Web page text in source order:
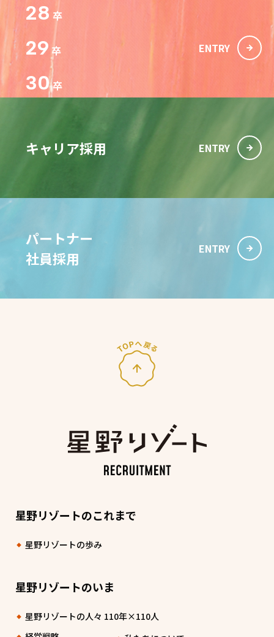
28 卒
29 卒
30卒
ENTRY
キャリア採用 ENTRY
パートナー
社員採用
ENTRY
星野リゾートのこれまで
星野リゾートの歩み
星野リゾートのいま
星野リゾートの人々 110年×110人